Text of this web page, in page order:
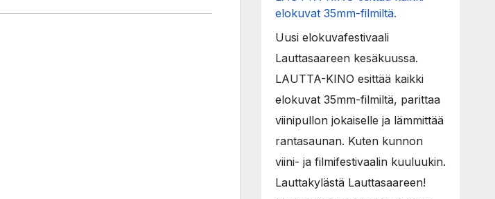
elokuvat 35mm-filmiltä.
Uusi elokuvafestivaali
Lauttasaareen kesäkuussa.
LAUTTA-KINO esittää kaikki
elokuvat 35mm-filmiltä, parittaa
viinipullon jokaiselle ja lämmittää
rantasaunan. Kuten kunnon
viini- ja filmifestivaalin kuuluukin.
Lauttakylästä Lauttasaareen!